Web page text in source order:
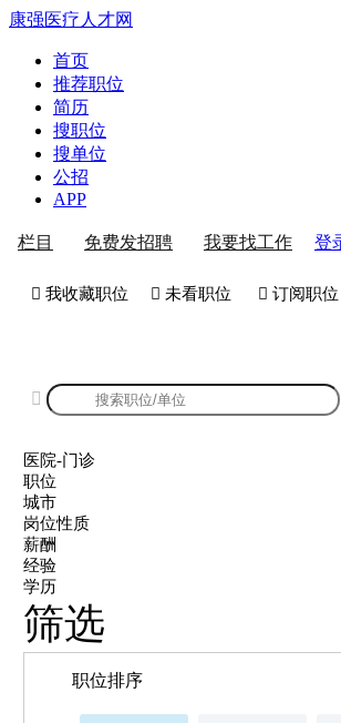
康强医疗人才网
首页
推荐职位
简历
搜职位
搜单位
公招
APP
栏目 免费发招聘 我要找工作 登
 我收藏职位  未看职位  订阅职位

医院-门诊
职位
城市
岗位性质
薪酬
经验
学历
筛选
职位排序